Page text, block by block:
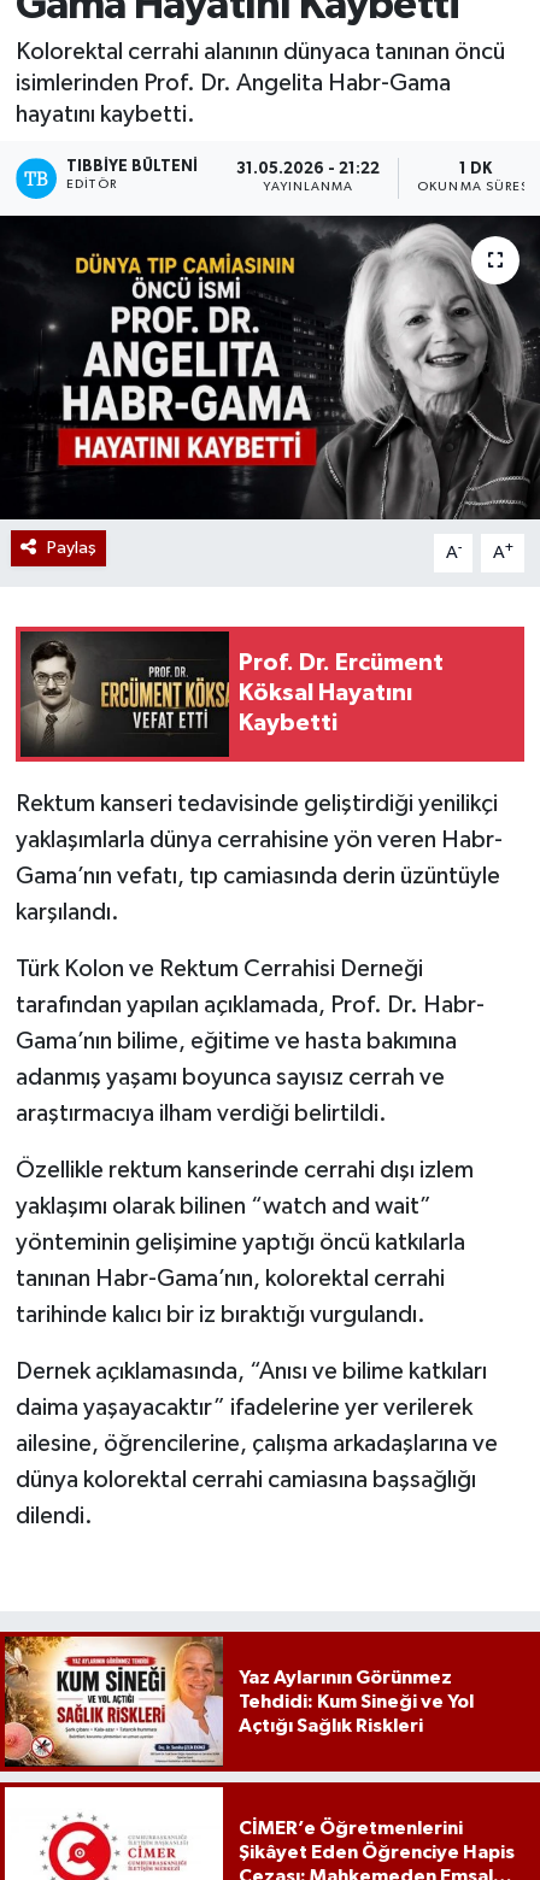
Kolorektal cerrahi alanının dünyaca tanınan öncü
isimlerinden Prof. Dr. Angelita Habr-Gama
hayatını kaybetti.
TIBBIYE BÜLTENI
EDITÖR
31.05.2026 - 21:22
YAYINLANMA
1 DK
OKUNMA SÜRESI
Paylaş A- A+
Prof. Dr. Ercüment
Köksal Hayatını
Kaybetti
Rektum kanseri tedavisinde geliştirdiği yenilikçi
yaklaşımlarla dünya cerrahisine yön veren Habr-
Gama’nın vefatı, tıp camiasında derin üzüntüyle
karşılandı.
Türk Kolon ve Rektum Cerrahisi Derneği
tarafından yapılan açıklamada, Prof. Dr. Habr-
Gama’nın bilime, eğitime ve hasta bakımına
adanmış yaşamı boyunca sayısız cerrah ve
araştırmacıya ilham verdiği belirtildi.
Özellikle rektum kanserinde cerrahi dışı izlem
yaklaşımı olarak bilinen “watch and wait”
yönteminin gelişimine yaptığı öncü katkılarla
tanınan Habr-Gama’nın, kolorektal cerrahi
tarihinde kalıcı bir iz bıraktığı vurgulandı.
Dernek açıklamasında, “Anısı ve bilime katkıları
daima yaşayacaktır” ifadelerine yer verilerek
ailesine, öğrencilerine, çalışma arkadaşlarına ve
dünya kolorektal cerrahi camiasına başsağlığı
dilendi.
Yaz Aylarının Görünmez
Tehdidi: Kum Sineği ve Yol
Açtığı Sağlık Riskleri
CİMER’e Öğretmenlerini
Şikâyet Eden Öğrenciye Hapis
Mevzuat